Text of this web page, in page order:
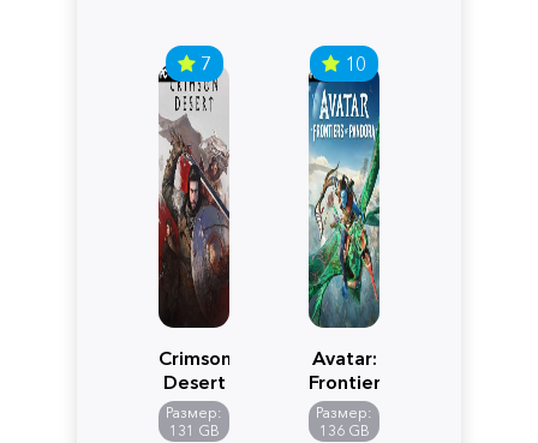
7
Crimson
Desert
Размер:
131 GB
10
Avatar:
Frontiers
of
Pandora
Размер:
136 GB